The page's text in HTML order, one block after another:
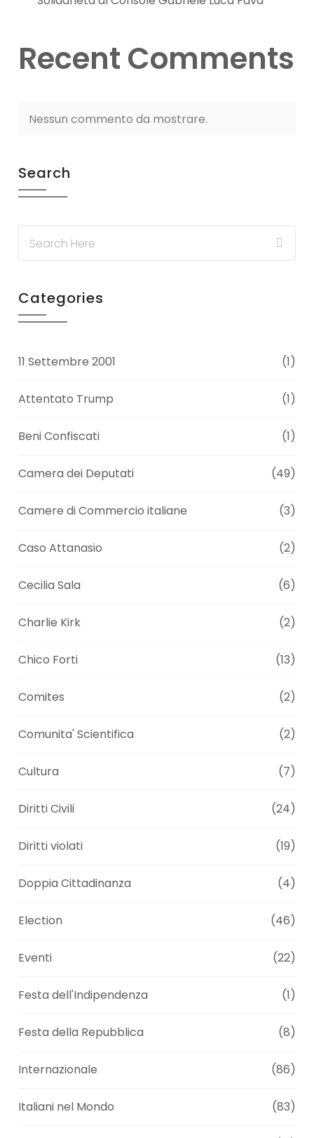
Recent Comments
Nessun commento da mostrare.
Search
Categories
11 Settembre 2001 (1)
Attentato Trump (1)
Beni Confiscati (1)
Camera dei Deputati (49)
Camere di Commercio italiane (3)
Caso Attanasio (2)
Cecilia Sala (6)
Charlie Kirk (2)
Chico Forti (13)
Comites (2)
Comunita' Scientifica (2)
Cultura (7)
Diritti Civili (24)
Diritti violati (19)
Doppia Cittadinanza (4)
Election (46)
Eventi (22)
Festa dell'Indipendenza (1)
Festa della Repubblica (8)
Internazionale (86)
Italiani nel Mondo (83)